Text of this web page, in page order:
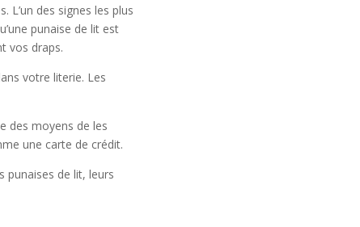
L’un des signes les plus
punaise de lit est
vos draps.
votre literie. Les
des moyens de les
une carte de crédit.
punaises de lit, leurs